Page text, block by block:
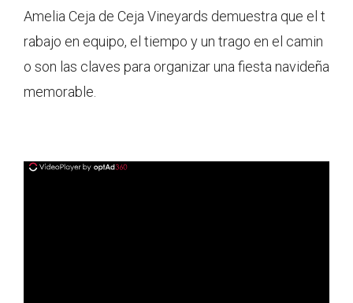
Amelia Ceja de Ceja Vineyards demuestra que el t
rabajo en equipo, el tiempo y un trago en el camin
o son las claves para organizar una fiesta navideña
memorable.